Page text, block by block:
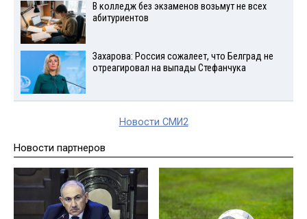
В колледж без экзаменов возьмут не всех
абитуриентов
Захарова: Россия сожалеет, что Белград не
отреагировал на выпады Стефанчука
Новости СМИ2
Новости партнеров